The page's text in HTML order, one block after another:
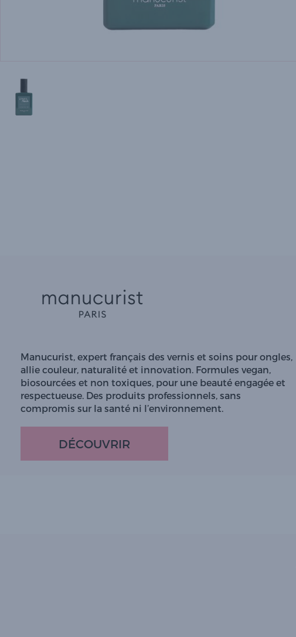
Manucurist, expert français des vernis et soins pour ongles,
allie couleur, naturalité et innovation. Formules vegan,
biosourcées et non toxiques, pour une beauté engagée et
respectueuse. Des produits professionnels, sans
compromis sur la santé ni l’environnement.
DÉCOUVRIR